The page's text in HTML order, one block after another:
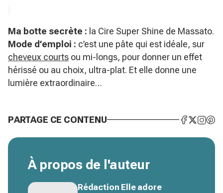
Ma botte secrète : la Cire Super Shine de Massato.
Mode d’emploi : c’est une pâte qui est idéale, sur
cheveux courts ou mi-longs, pour donner un effet
hérissé ou au choix, ultra-plat. Et elle donne une
lumière extraordinaire…
PARTAGE CE CONTENU
À propos de l'auteur
Rédaction Elle adore